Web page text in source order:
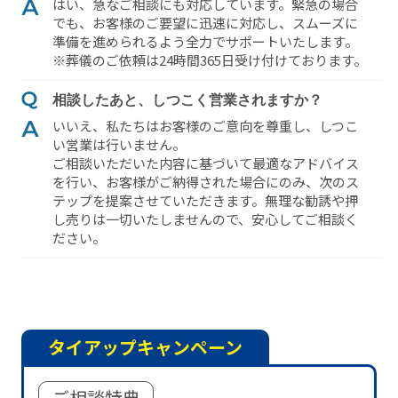
はい、急なご相談にも対応しています。緊急の場合
でも、お客様のご要望に迅速に対応し、スムーズに
準備を進められるよう全⼒でサポートいたします。
※葬儀のご依頼は24時間365⽇受け付けております。
相談したあと、しつこく営業されますか？
いいえ、私たちはお客様のご意向を尊重し、しつこ
い営業は⾏いません。
ご相談いただいた内容に基づいて最適なアドバイス
を⾏い、お客様がご納得された場合にのみ、次のス
テップを提案させていただきます。無理な勧誘や押
し売りは⼀切いたしませんので、安⼼してご相談く
ださい。
タイアップキャンペーン